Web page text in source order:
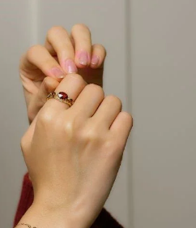
すべてのジュエリー